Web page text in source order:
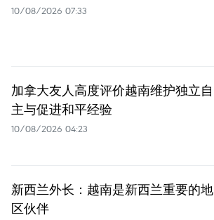
10/08/2026 07:33
加拿大友人高度评价越南维护独立自
主与促进和平经验
10/08/2026 04:23
新西兰外长：越南是新西兰重要的地
区伙伴